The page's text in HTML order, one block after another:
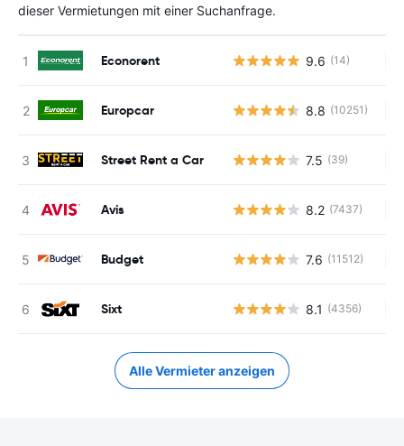
dieser Vermietungen mit einer Suchanfrage.
Econorent 9.6 (14)
Europcar 8.8 (10251)
Street Rent a Car 7.5 (39)
Avis 8.2 (7437)
Budget 7.6 (11512)
Sixt 8.1 (4356)
Alle Vermieter anzeigen